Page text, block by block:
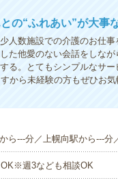
の“ふれあい”が大事
人数施設での介護のお仕事
た他愛のない会話をしなが
る。とてもシンプルなサー
から未経験の方もぜひお
ら---分／上幌向駅から---分
週3なども相談OK